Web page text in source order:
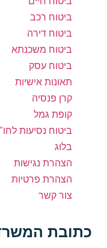
ביטוח רכב
ביטוח דירה
ביטוח משכנתא
ביטוח עסק
תאונות אישיות
קרן פנסיה
קופת גמל
ביטוח נסיעות לחו"ל
הצהרת נגישות
הצהרת פרטיות
המשרד